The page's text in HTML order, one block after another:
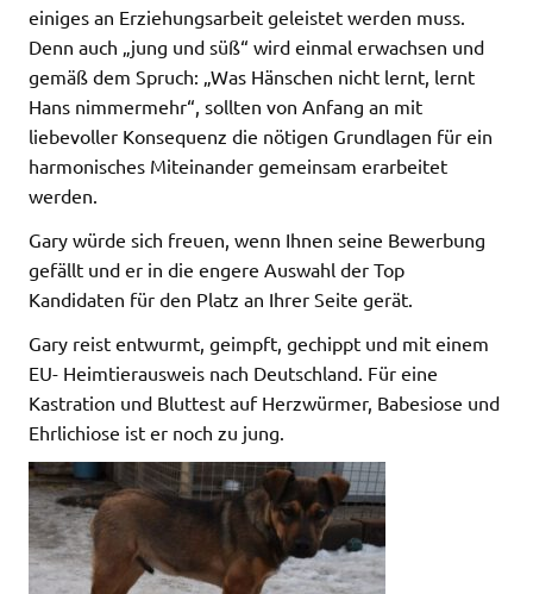
einiges an Erziehungsarbeit geleistet werden muss.
Denn auch „jung und süß“ wird einmal erwachsen und
gemäß dem Spruch: „Was Hänschen nicht lernt, lernt
Hans nimmermehr“, sollten von Anfang an mit
liebevoller Konsequenz die nötigen Grundlagen für ein
harmonisches Miteinander gemeinsam erarbeitet
werden.
Gary würde sich freuen, wenn Ihnen seine Bewerbung
gefällt und er in die engere Auswahl der Top
Kandidaten für den Platz an Ihrer Seite gerät.
Gary reist entwurmt, geimpft, gechippt und mit einem
EU- Heimtierausweis nach Deutschland. Für eine
Kastration und Bluttest auf Herzwürmer, Babesiose und
Ehrlichiose ist er noch zu jung.